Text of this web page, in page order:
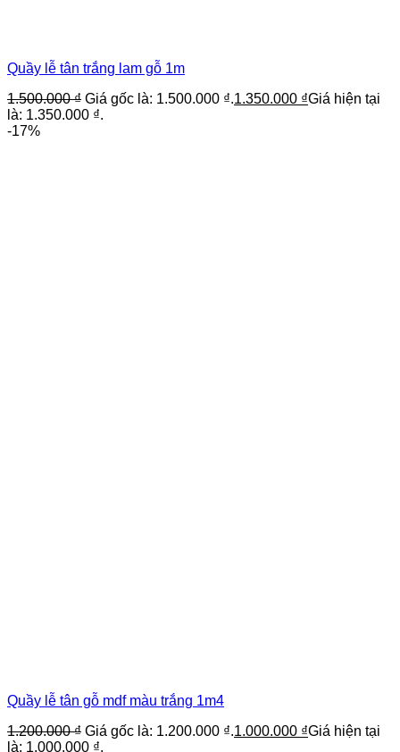
Quầy lễ tân trắng lam gỗ 1m
1.500.000₫ Giá gốc là: 1.500.000 ₫.1.350.000 ₫Giá hiện tại
là: 1.350.000 ₫.
-17%
Quầy lễ tân gỗ mdf màu trắng 1m4
1.200.000₫ Giá gốc là: 1.200.000 ₫.1.000.000 ₫Giá hiện tại
là: 1.000.000 ₫.